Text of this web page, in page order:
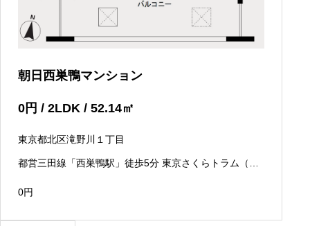
朝日西巣鴨マンション
0 円 / 2LDK / 52.14㎡
東京都北区滝野川１丁目
都営三田線「西巣鴨駅」徒歩5分 東京さくらトラム（都
0円